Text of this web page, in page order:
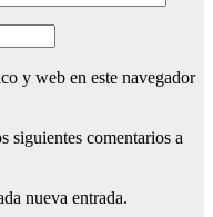
y web en este navegador
siguientes comentarios a
nueva entrada.